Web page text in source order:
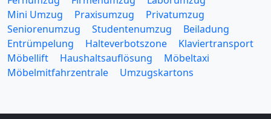
Mini Umzug
Praxisumzug
Privatumzug
Seniorenumzug
Studentenumzug
Beiladung
Entrümpelung
Halteverbotszone
Klaviertransport
Möbellift
Haushaltsauflösung
Möbeltaxi
Möbelmitfahrzentrale
Umzugskartons